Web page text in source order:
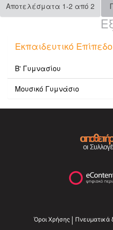
Αποτελέσματα 1-2 από 2
Εκπαιδευτικό Επίπεδο
Β' Γυμνασίου
Μουσικό Γυμνάσιο